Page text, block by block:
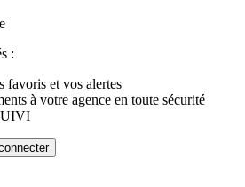
:
favoris et vos alertes
à votre agence en toute sécurité